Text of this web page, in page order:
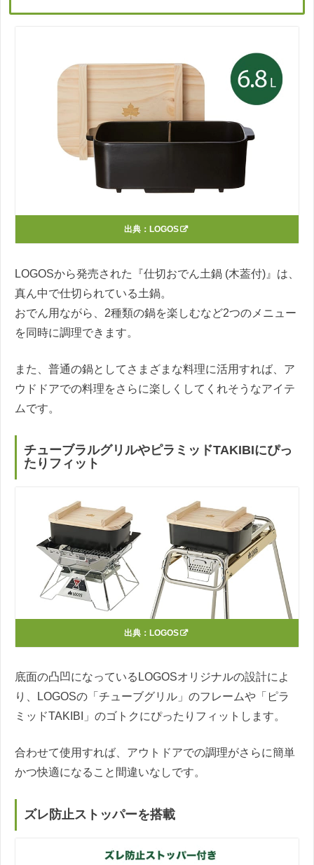
出典： LOGOS
LOGOSから発売された『仕切おでん土鍋 (木葢付)』は、
真ん中で仕切られている土鍋。
おでん用ながら、2種類の鍋を楽しむなど2つのメニュー
を同時に調理できます。
また、普通の鍋としてさまざまな料理に活用すれば、ア
ウドドアでの料理をさらに楽しくしてくれそうなアイテ
ムです。
チューブラルグリルやピラミッドTAKIBIにぴっ
たりフィット
出典： LOGOS
底面の凸凹になっているLOGOSオリジナルの設計によ
り、LOGOSの「チューブグリル」のフレームや「ピラ
ミッドTAKIBI」のゴトクにぴったりフィットします。
合わせて使用すれば、アウトドアでの調理がさらに簡単
かつ快適になること間違いなしです。
ズレ防止ストッパーを搭載